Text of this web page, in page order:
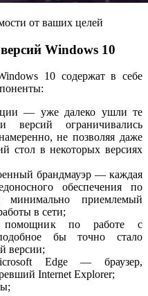
от ваших целей
Windows 10
10 содержат в себе
— уже далеко ушли те
версий ограничивались
не позволяя даже
стол в некоторых версиях
брандмауэр — каждая
обеспечения по
минимально приемлемый
в сети;
по работе с
бы точно стало
версии;
Edge — браузер,
Internet Explorer;